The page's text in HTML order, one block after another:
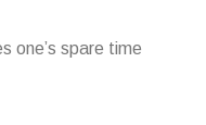
one’s spare time